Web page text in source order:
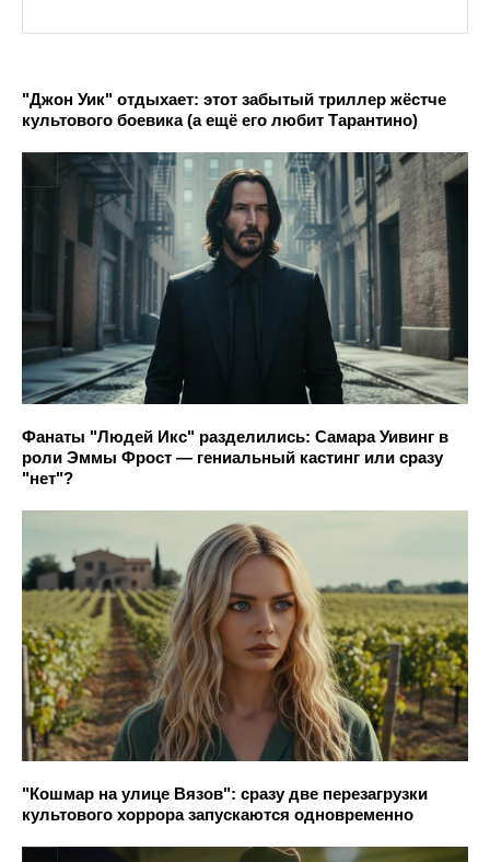
"Джон Уик" отдыхает: этот забытый триллер жёстче
культового боевика (а ещё его любит Тарантино)
Фанаты "Людей Икс" разделились: Самара Уивинг в
роли Эммы Фрост — гениальный кастинг или сразу
"нет"?
"Кошмар на улице Вязов": сразу две перезагрузки
культового хоррора запускаются одновременно